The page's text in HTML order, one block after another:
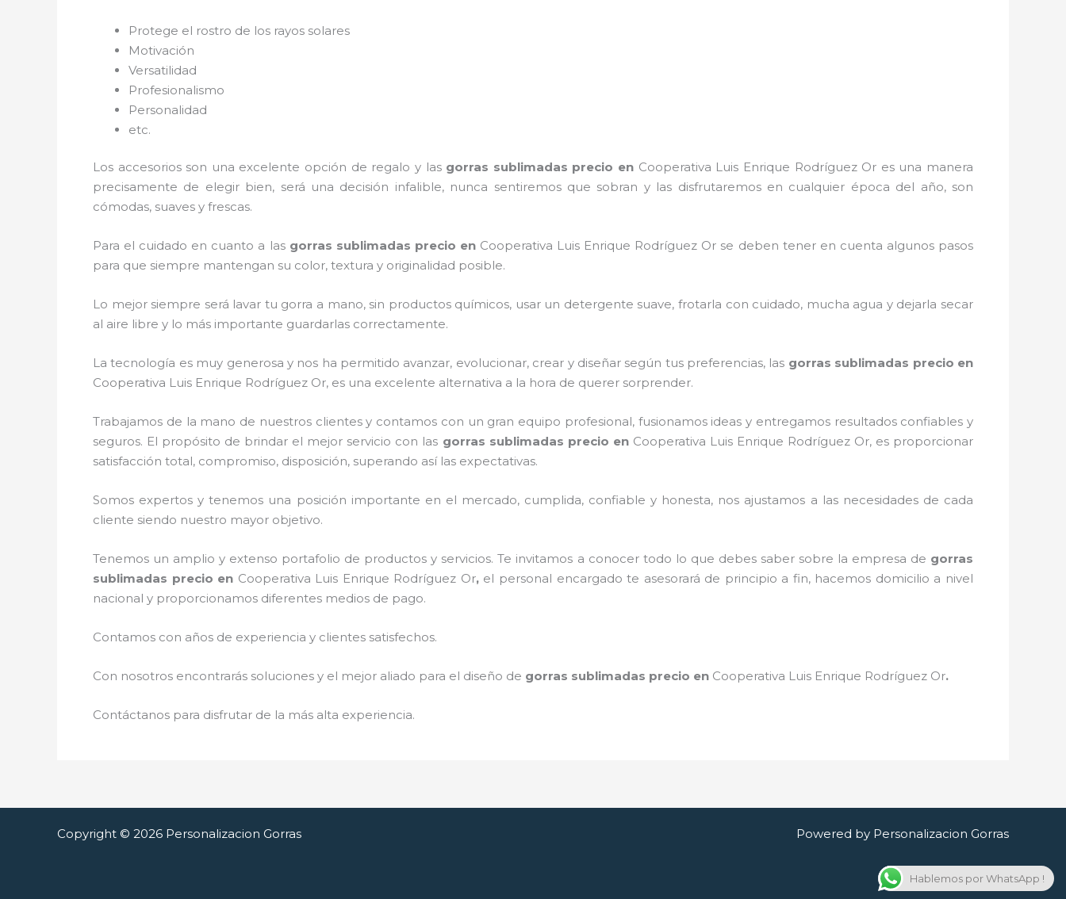
Protege el rostro de los rayos solares
Motivación
Versatilidad
Profesionalismo
Personalidad
etc.
Los accesorios son una excelente opción de regalo y las gorras sublimadas precio en Cooperativa Luis Enrique Rodríguez Or es una manera
precisamente de elegir bien, será una decisión infalible, nunca sentiremos que sobran y las disfrutaremos en cualquier época del año, son
cómodas, suaves y frescas.
Para el cuidado en cuanto a las gorras sublimadas precio en Cooperativa Luis Enrique Rodríguez Or se deben tener en cuenta algunos pasos
para que siempre mantengan su color, textura y originalidad posible.
Lo mejor siempre será lavar tu gorra a mano, sin productos químicos, usar un detergente suave, frotarla con cuidado, mucha agua y dejarla secar
al aire libre y lo más importante guardarlas correctamente.
La tecnología es muy generosa y nos ha permitido avanzar, evolucionar, crear y diseñar según tus preferencias, las gorras sublimadas precio en
Cooperativa Luis Enrique Rodríguez Or, es una excelente alternativa a la hora de querer sorprender.
Trabajamos de la mano de nuestros clientes y contamos con un gran equipo profesional, fusionamos ideas y entregamos resultados confiables y
seguros. El propósito de brindar el mejor servicio con las gorras sublimadas precio en Cooperativa Luis Enrique Rodríguez Or, es proporcionar
satisfacción total, compromiso, disposición, superando así las expectativas.
Somos expertos y tenemos una posición importante en el mercado, cumplida, confiable y honesta, nos ajustamos a las necesidades de cada
cliente siendo nuestro mayor objetivo.
Tenemos un amplio y extenso portafolio de productos y servicios. Te invitamos a conocer todo lo que debes saber sobre la empresa de gorras
sublimadas precio en Cooperativa Luis Enrique Rodríguez Or, el personal encargado te asesorará de principio a fin, hacemos domicilio a nivel
nacional y proporcionamos diferentes medios de pago.
Contamos con años de experiencia y clientes satisfechos.
Con nosotros encontrarás soluciones y el mejor aliado para el diseño de gorras sublimadas precio en Cooperativa Luis Enrique Rodríguez Or.
Contáctanos para disfrutar de la más alta experiencia.
Copyright © 2026 Personalizacion Gorras Powered by Personalizacion Gorras
Hablemos por WhatsApp !